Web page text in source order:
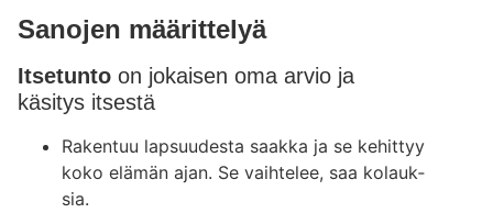
Sanojen määrittelyä
Itsetunto on jokaisen oma arvio ja
käsitys itsestä
Raken­tuu lap­suu­des­ta saak­ka ja se kehit­tyy
koko elä­män ajan. Se vaih­te­lee, saa kolauk­
sia.